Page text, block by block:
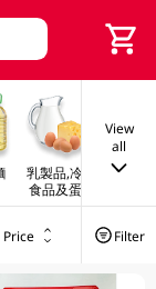
乳製品,冷凍
食品及蛋類
早餐
View
all
Price Filter